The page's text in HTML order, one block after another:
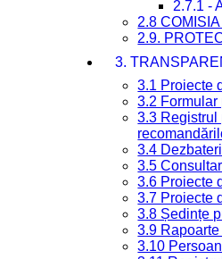
2.7.1 -
2.8
2.9.
3.
3.1 Proiecte
3.2 Formular
3.3 Registrul
3.4
3.5
3.6 Proiecte
3.7 Proiecte
3.8 Ședințe
3.9
3.10